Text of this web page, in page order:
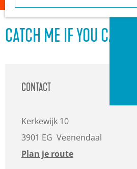
g
e
CATCH ME IF YOU CAN -
CONTACT
Kerkewijk 10
3901 EG Veenendaal
Plan je routen